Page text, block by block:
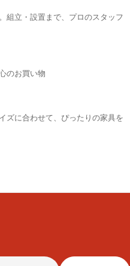
組立・設置まで、プロのスタッフ
のお買い物
ズに合わせて、ぴったりの家具を